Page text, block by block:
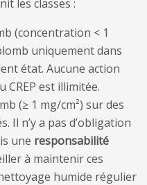
les classes :
(concentration < 1
uniquement dans
état. Aucune action
CREP est illimitée.
(≥ 1 mg/cm²) sur des
Il n’y a pas d’obligation
une responsabilité
à maintenir ces
humide régulier